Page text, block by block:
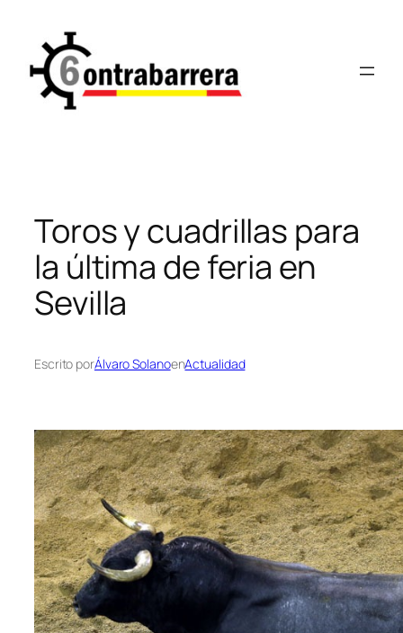
contenido
Toros y cuadrillas para
la última de feria en
Sevilla
Escrito porÁlvaro SolanoenActualidad